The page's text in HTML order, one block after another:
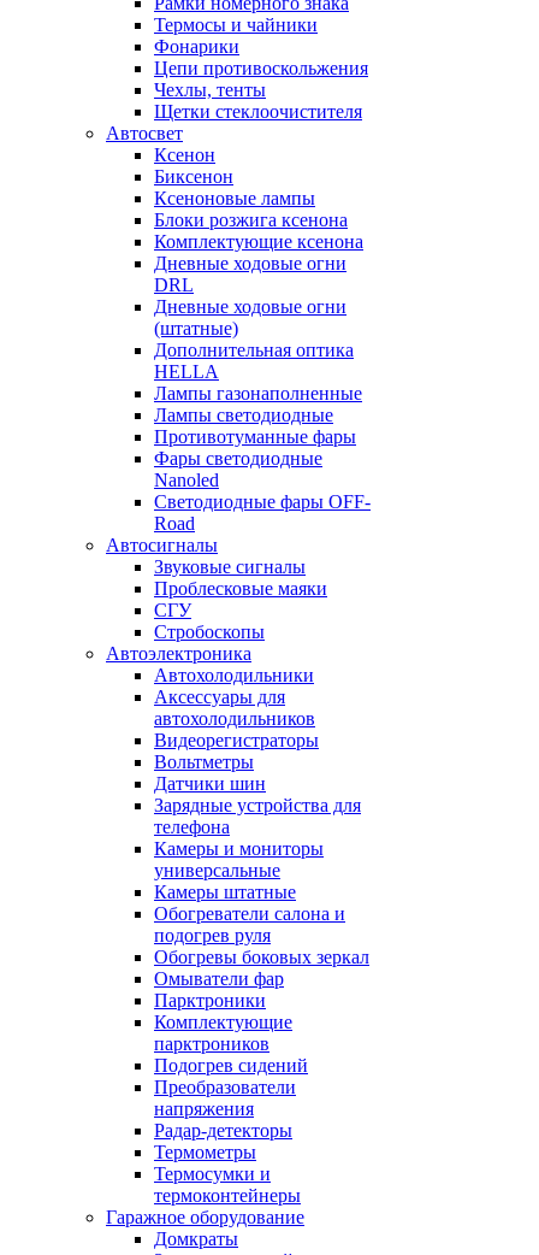
Термосы и чайники
Фонарики
Цепи противоскольжения
Чехлы, тенты
Щетки стеклоочистителя
Автосвет
Ксенон
Биксенон
Ксеноновые лампы
Блоки розжига ксенона
Комплектующие ксенона
Дневные ходовые огни
DRL
Дневные ходовые огни
(штатные)
Дополнительная оптика
HELLA
Лампы газонаполненные
Лампы светодиодные
Противотуманные фары
Фары светодиодные
Nanoled
Светодиодные фары OFF-
Road
Автосигналы
Звуковые сигналы
Проблесковые маяки
СГУ
Стробоскопы
Автоэлектроника
Автохолодильники
Аксессуары для
автохолодильников
Видеорегистраторы
Вольтметры
Датчики шин
Зарядные устройства для
телефона
Камеры и мониторы
универсальные
Камеры штатные
Обогреватели салона и
подогрев руля
Обогревы боковых зеркал
Омыватели фар
Парктроники
Комплектующие
парктроников
Подогрев сидений
Преобразователи
напряжения
Радар-детекторы
Термометры
Термосумки и
термоконтейнеры
Гаражное оборудование
Домкраты